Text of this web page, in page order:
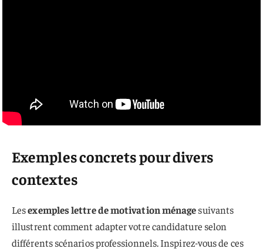
Exemples concrets pour divers
contextes
Lesexemples lettre de motivation ménagesuivants
illustrent comment adapter votre candidature selon
différents scénarios professionnels. Inspirez-vous de ces